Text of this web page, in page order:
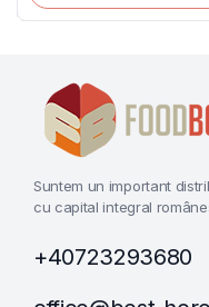
Suntem un important
cu capital integral
+40723293680